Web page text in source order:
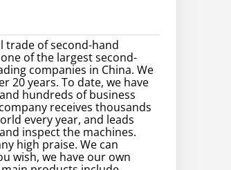
trade of second-hand
of the largest second-
companies in China. We
20 years. To date, we have
hundreds of business
receives thousands
every year, and leads
inspect the machines.
high praise. We can
wish, we have our own